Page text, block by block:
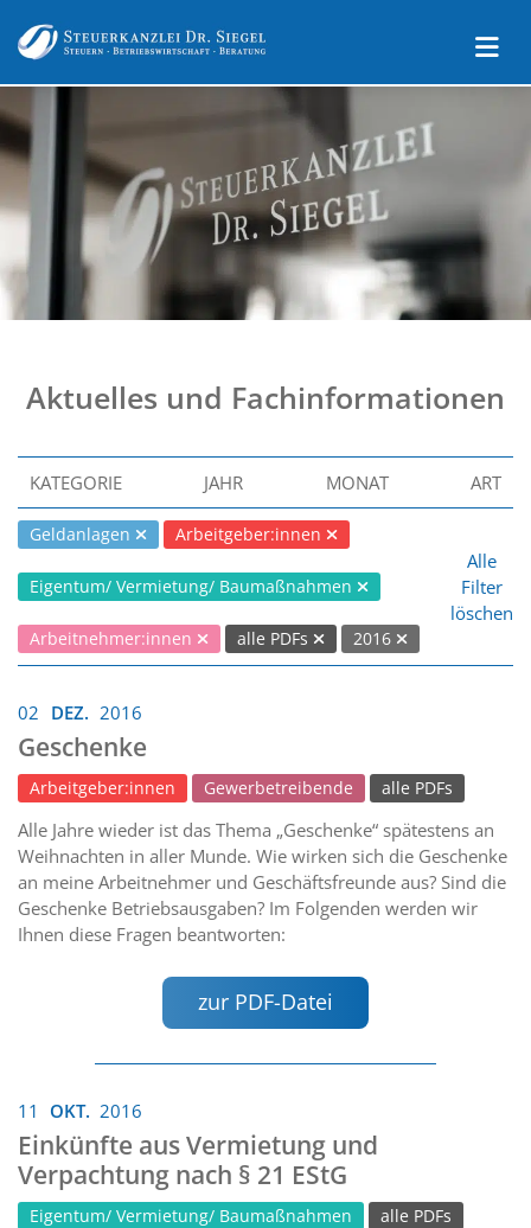
Aktuelles und Fachinformationen
KATEGORIE JAHR MONAT ART
Geldanlagen Arbeitgeber:innen
Eigentum/ Vermietung/ Baumaßnahmen
Arbeitnehmer:innen alle PDFs 2016
Alle
Filter
löschen
02 DEZ. 2016
Geschenke
Arbeitgeber:innen Gewerbetreibende alle PDFs
Alle Jahre wieder ist das Thema „Geschenke“ spätestens an
Weihnachten in aller Munde. Wie wirken sich die Geschenke
an meine Arbeitnehmer und Geschäftsfreunde aus? Sind die
Geschenke Betriebsausgaben? Im Folgenden werden wir
Ihnen diese Fragen beantworten:
zur PDF-Datei
11 OKT. 2016
Einkünfte aus Vermietung und
Verpachtung nach § 21 EStG
Eigentum/ Vermietung/ Baumaßnahmen alle PDFs